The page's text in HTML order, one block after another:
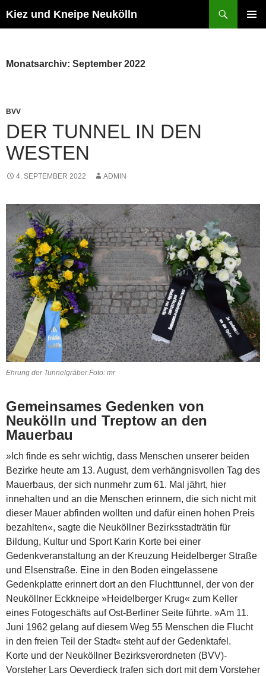
Inhalt
Kiez und Kneipe Neukölln
Monatsarchiv: September 2022
BVV
DER TUNNEL IN DEN
WESTEN
4. SEPTEMBER 2022 ADMIN
Ehrung der Tunnelgräber.Foto: mr
Gemeinsames Gedenken von
Neukölln und Treptow an den
Mauerbau
»Ich finde es sehr wichtig, dass Menschen unserer beiden
Bezirke heute am 13. August, dem verhängnisvollen Tag des
Mauerbaus, der sich nunmehr zum 61. Mal jährt, hier
innehalten und an die Menschen erinnern, die sich nicht mit
dieser Mauer abfinden wollten und dafür einen hohen Preis
bezahlten«, sagte die Neuköllner Bezirksstadträtin für
Bildung, Kultur und Sport Karin Korte bei einer
Gedenkveranstaltung an der Kreuzung Heidelberger Straße
und Elsenstraße. Eine in den Boden eingelassene
Gedenkplatte erinnert dort an den Fluchttunnel, der von der
Neuköllner Eckkneipe »Heidelberger Krug« zum Keller
eines Fotogeschäfts auf Ost-Berliner Seite führte. »Am 11.
Juni 1962 gelang auf diesem Weg 55 Menschen die Flucht
in den freien Teil der Stadt« steht auf der Gedenktafel.
Korte und der Neuköllner Bezirksverordneten (BVV)-
Vorsteher Lars Oeverdieck trafen sich dort mit dem Vorsteher